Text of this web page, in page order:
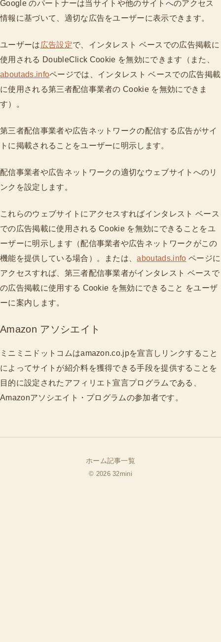
Google のパートナーは当サイトや他のサイトへのアクセス
情報に基づいて、適切な広告をユーザーに表示できます。
ユーザーは 広告設定で、インタレスト ベースでの広告掲載に
使用される DoubleClick Cookie を無効にできます（また、
aboutads.infoページでは、インタレスト ベースでの広告掲載
に使用される第三者配信事業者の Cookie を無効にできま
す）。
第三者配信事業者や広告ネットワークの配信する広告がサイ
トに掲載されることをユーザーに明示します。
配信事業者や広告ネットワークの適切なウェブサイトへのリ
ンクを設定します。
これらのウェブサイトにアクセスすればインタレスト ベース
での広告掲載に使用される Cookie を無効にできることをユ
ーザーに明示します（配信事業者や広告ネットワークがこの
機能を提供している場合）。または、aboutads.info ページに
アクセスすれば、第三者配信事業者がインタレスト ベースで
の広告掲載に使用する Cookie を無効にできること をユーザ
ーに案内します。
Amazon アソシエイト
ミニミニドットコムはamazon.co.jpを宣言しリンクすること
によってサイトが紹介料を獲得できる手段を提供することを
目的に設定されたアフィリエト宣言プログラムである、
Amazonアソシエイト・プログラムの参加者です。
ホーム記事一覧
© 2026 32mini